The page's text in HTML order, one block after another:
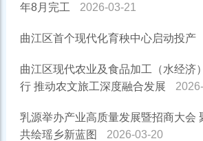
年8月完工
2026-03-21
曲江区首个现代化育秧中心启动投产
曲江区现代农业及食品加工（水经济
行 推动农文旅工深度融合发展
乳源举办产业高质量发展暨招商大会
共绘瑶乡新蓝图
2026-03-20